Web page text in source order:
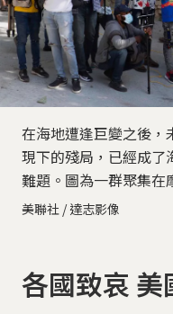
在海地遭逢巨變之後，
現下的殘局，已經成了
難題。圖為一群聚集在
美聯社 / 達志影像
各國致哀